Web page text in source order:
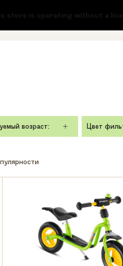
is operating without a license.
51
возраст: Цвет